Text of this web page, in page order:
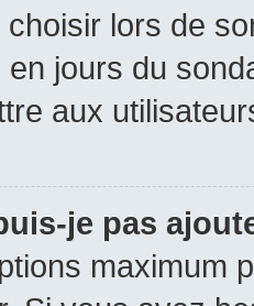
lors de
jours du
aux
je pas
maximum